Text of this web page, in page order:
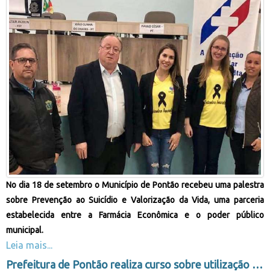
No dia 18 de setembro o Município de Pontão recebeu uma palestra
sobre Prevenção ao Suicídio e Valorização da Vida, uma parceria
estabelecida entre a Farmácia Econômica e o poder público
municipal.
Leia mais...
Prefeitura de Pontão realiza curso sobre utilização de plantas medicinais